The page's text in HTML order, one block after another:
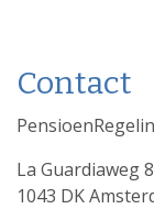
Contact
La Guardiaweg
1043 DK